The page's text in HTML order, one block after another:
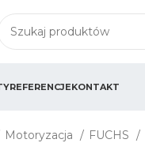
REFERENCJEKONTAKT
Motoryzacja FUCHS